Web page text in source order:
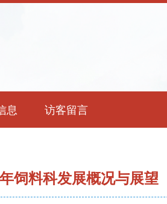
息 访客留言
饲料科发展概况与展望